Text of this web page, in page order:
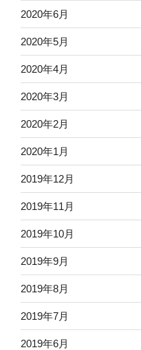
2020年6月
2020年5月
2020年4月
2020年3月
2020年2月
2020年1月
2019年12月
2019年11月
2019年10月
2019年9月
2019年8月
2019年7月
2019年6月